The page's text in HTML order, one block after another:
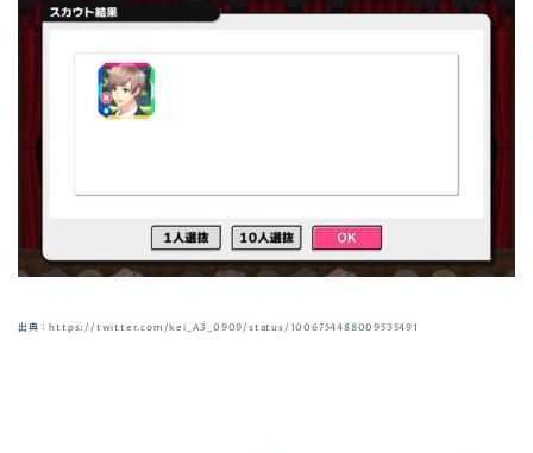
出典：https://twitter.com/kei_A3_0909/status/1006754488009535491